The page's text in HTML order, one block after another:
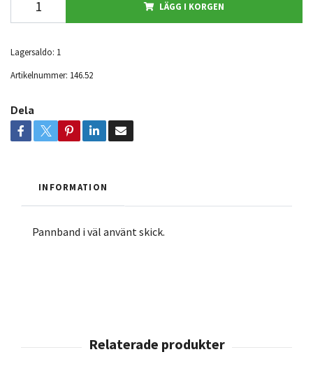
LÄGG I KORGEN
Lagersaldo: 1
Artikelnummer: 146.52
Dela
INFORMATION
Pannband i väl använt skick.